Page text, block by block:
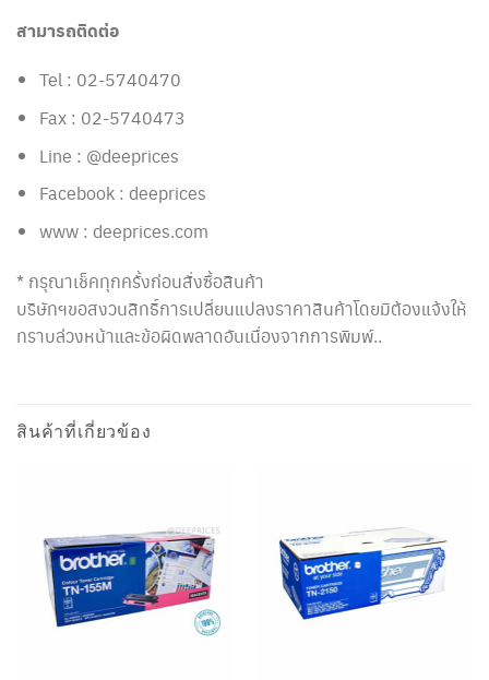
สามารถติดต่อ
Tel : 02-5740470
Fax : 02-5740473
Line : @deeprices
Facebook : deeprices
www : deeprices.com
* กรุณาเช็คทุกครั้งก่อนสั่งซื้อสินค้า
บริษัทฯขอสงวนสิทธิ์การเปลี่ยนแปลงราคาสินค้าโดยมิต้องแจ้งให้
ทราบล่วงหน้าและข้อผิดพลาดอันเนื่องจากการพิมพ์..
สินค้าที่เกี่ยวข้อง